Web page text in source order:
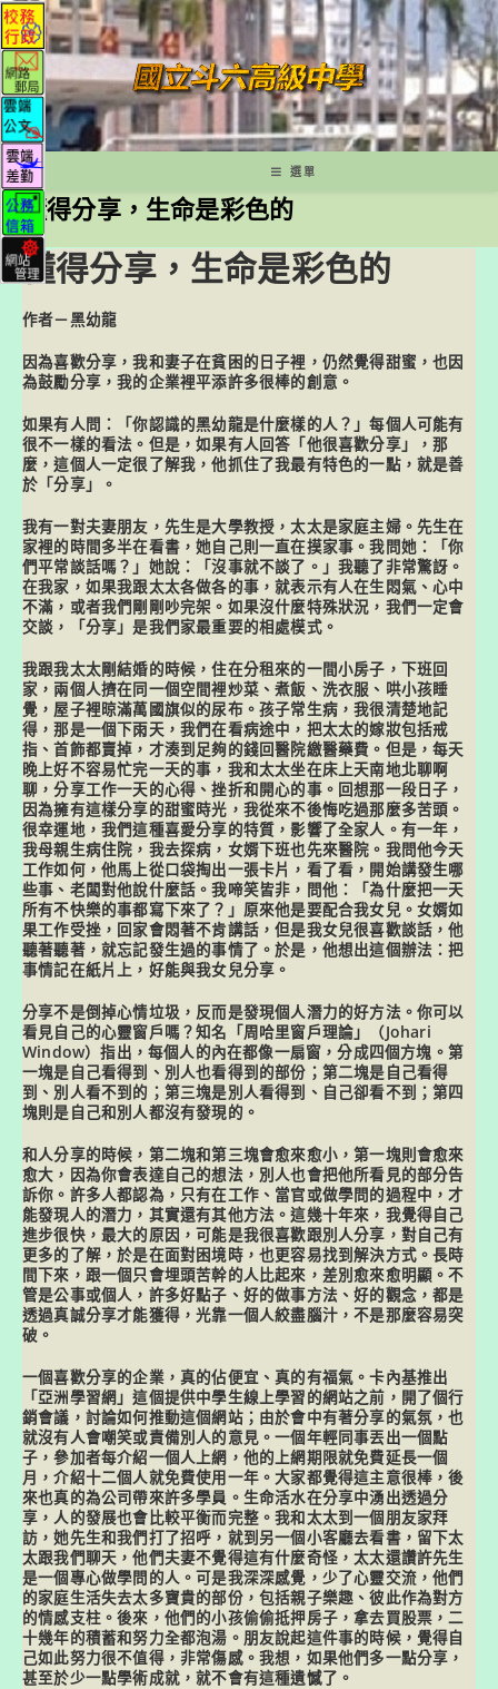
跳
轉
至
主
要
內
容
選單
懂得分享，生命是彩色的
懂得分享，生命是彩色的
作者－黑幼龍
因為喜歡分享，我和妻子在貧困的日子裡，仍然覺得甜蜜，也因
為鼓勵分享，我的企業裡平添許多很棒的創意。
如果有人問：「你認識的黑幼龍是什麼樣的人？」每個人可能有
很不一樣的看法。但是，如果有人回答「他很喜歡分享」，那
麼，這個人一定很了解我，他抓住了我最有特色的一點，就是善
於「分享」。
我有一對夫妻朋友，先生是大學教授，太太是家庭主婦。先生在
家裡的時間多半在看書，她自己則一直在摸家事。我問她：「你
們平常談話嗎？」她說：「沒事就不談了。」我聽了非常驚訝。
在我家，如果我跟太太各做各的事，就表示有人在生悶氣、心中
不滿，或者我們剛剛吵完架。如果沒什麼特殊狀況，我們一定會
交談，「分享」是我們家最重要的相處模式。
我跟我太太剛結婚的時候，住在分租來的一間小房子，下班回
家，兩個人擠在同一個空間裡炒菜、煮飯、洗衣服、哄小孩睡
覺，屋子裡晾滿萬國旗似的尿布。孩子常生病，我很清楚地記
得，那是一個下雨天，我們在看病途中，把太太的嫁妝包括戒
指、首飾都賣掉，才湊到足夠的錢回醫院繳醫藥費。但是，每天
晚上好不容易忙完一天的事，我和太太坐在床上天南地北聊啊
聊，分享工作一天的心得、挫折和開心的事。回想那一段日子，
因為擁有這樣分享的甜蜜時光，我從來不後悔吃過那麼多苦頭。
很幸運地，我們這種喜愛分享的特質，影響了全家人。有一年，
我母親生病住院，我去探病，女婿下班也先來醫院。我問他今天
工作如何，他馬上從口袋掏出一張卡片，看了看，開始講發生哪
些事、老闆對他說什麼話。我啼笑皆非，問他：「為什麼把一天
所有不快樂的事都寫下來了？」原來他是要配合我女兒。女婿如
果工作受挫，回家會悶著不肯講話，但是我女兒很喜歡談話，他
聽著聽著，就忘記發生過的事情了。於是，他想出這個辦法：把
事情記在紙片上，好能與我女兒分享。
分享不是倒掉心情垃圾，反而是發現個人潛力的好方法。你可以
看見自己的心靈窗戶嗎？知名「周哈里窗戶理論」（Johari
Window）指出，每個人的內在都像一扇窗，分成四個方塊。第
一塊是自己看得到、別人也看得到的部份；第二塊是自己看得
到、別人看不到的；第三塊是別人看得到、自己卻看不到；第四
塊則是自己和別人都沒有發現的。
和人分享的時候，第二塊和第三塊會愈來愈小，第一塊則會愈來
愈大，因為你會表達自己的想法，別人也會把他所看見的部分告
訴你。許多人都認為，只有在工作、當官或做學問的過程中，才
能發現人的潛力，其實還有其他方法。這幾十年來，我覺得自己
進步很快，最大的原因，可能是我很喜歡跟別人分享，對自己有
更多的了解，於是在面對困境時，也更容易找到解決方式。長時
間下來，跟一個只會埋頭苦幹的人比起來，差別愈來愈明顯。不
管是公事或個人，許多好點子、好的做事方法、好的觀念，都是
透過真誠分享才能獲得，光靠一個人絞盡腦汁，不是那麼容易突
破。
一個喜歡分享的企業，真的佔便宜、真的有福氣。卡內基推出
「亞洲學習網」這個提供中學生線上學習的網站之前，開了個行
銷會議，討論如何推動這個網站；由於會中有著分享的氣氛，也
就沒有人會嘲笑或責備別人的意見。一個年輕同事丟出一個點
子，參加者每介紹一個人上網，他的上網期限就免費延長一個
月，介紹十二個人就免費使用一年。大家都覺得這主意很棒，後
來也真的為公司帶來許多學員。生命活水在分享中湧出透過分
享，人的發展也會比較平衡而完整。我和太太到一個朋友家拜
訪，她先生和我們打了招呼，就到另一個小客廳去看書，留下太
太跟我們聊天，他們夫妻不覺得這有什麼奇怪，太太還讚許先生
是一個專心做學問的人。可是我深深感覺，少了心靈交流，他們
的家庭生活失去太多寶貴的部份，包括親子樂趣、彼此作為對方
的情感支柱。後來，他們的小孩偷偷抵押房子，拿去買股票，二
十幾年的積蓄和努力全都泡湯。朋友說起這件事的時候，覺得自
己如此努力很不值得，非常傷感。我想，如果他們多一點分享，
甚至於少一點學術成就，就不會有這種遺憾了。